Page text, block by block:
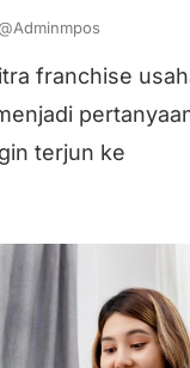
franchise
terjun ke